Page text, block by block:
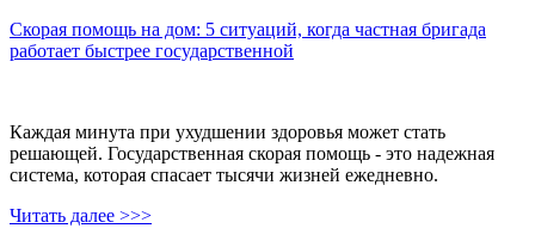
Скорая помощь на дом: 5 ситуаций, когда частная бригада
работает быстрее государственной
Каждая минута при ухудшении здоровья может стать
решающей. Государственная скорая помощь - это надежная
система, которая спасает тысячи жизней ежедневно.
Читать далее >>>